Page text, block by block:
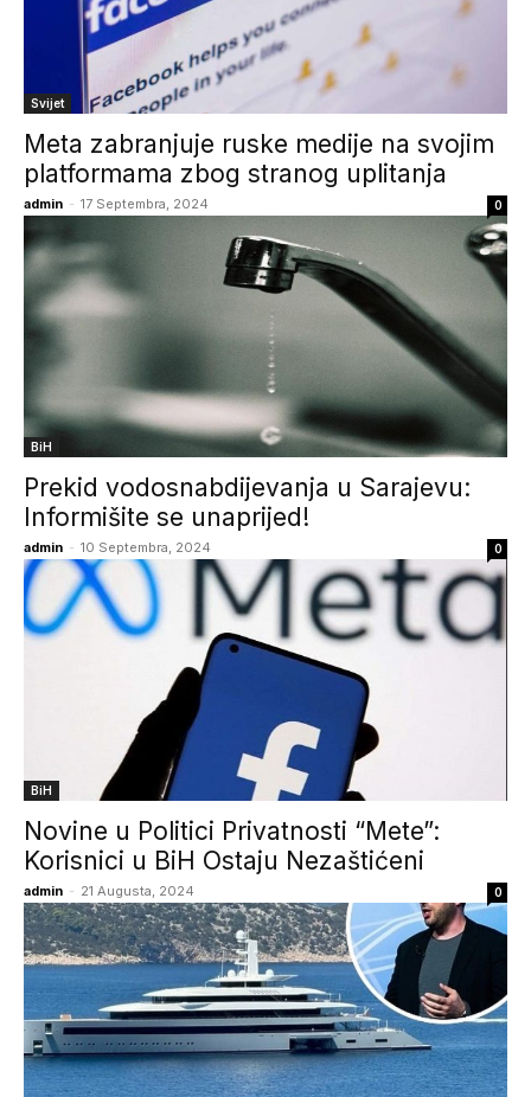
Svijet
Meta zabranjuje ruske medije na svojim
platformama zbog stranog uplitanja
admin - 17 Septembra, 2024 0
BiH
Prekid vodosnabdijevanja u Sarajevu:
Informišite se unaprijed!
admin - 10 Septembra, 2024 0
BiH
Novine u Politici Privatnosti “Mete”:
Korisnici u BiH Ostaju Nezaštićeni
admin - 21 Augusta, 2024 0